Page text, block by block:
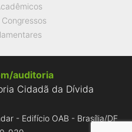
auditoria
Cidadã da Dívida
- Edifício OAB - Brasília/DF